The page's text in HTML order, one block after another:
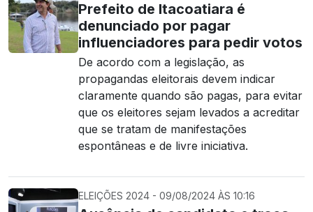
Prefeito de Itacoatiara é
denunciado por pagar
influenciadores para pedir votos
De acordo com a legislação, as
propagandas eleitorais devem indicar
claramente quando são pagas, para evitar
que os eleitores sejam levados a acreditar
que se tratam de manifestações
espontâneas e de livre iniciativa.
ELEIÇÕES 2024 - 09/08/2024 ÀS 10:16